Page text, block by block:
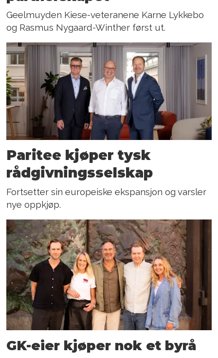
Geelmuyden Kiese-veteranene Karne Lykkebo
og Rasmus Nygaard-Winther først ut.
Paritee kjøper tysk
rådgivningsselskap
Fortsetter sin europeiske ekspansjon og varsler
nye oppkjøp.
GK-eier kjøper nok et byrå